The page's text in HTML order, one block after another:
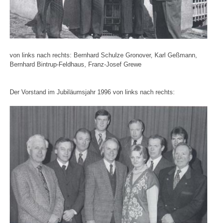
von links nach rechts: Bernhard Schulze Gronover, Karl Geßmann,
Bernhard Bintrup-Feldhaus, Franz-Josef Grewe
Der Vorstand im Jubiläumsjahr 1996 von links nach rechts: